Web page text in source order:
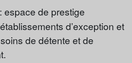
: espace de prestige
d’exception et
de détente et de